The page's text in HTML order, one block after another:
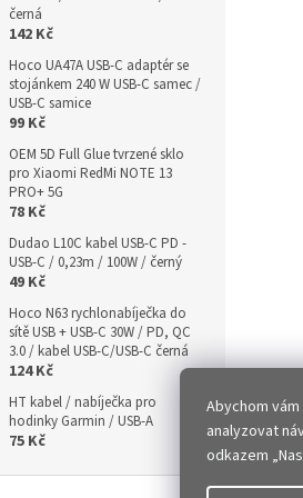
Abychom
analyzovat
odkazem
černá
142 Kč
Hoco UA47A USB-C adaptér se
stojánkem 240 W USB-C samec /
USB-C samice
99 Kč
OEM 5D Full Glue tvrzené sklo
pro Xiaomi RedMi NOTE 13
PRO+ 5G
78 Kč
Dudao L10C kabel USB-C PD -
USB-C / 0,23m / 100W / černý
49 Kč
Hoco N63 rychlonabíječka do
sítě USB + USB-C 30W / PD, QC
3.0 / kabel USB-C/USB-C černá
124 Kč
HT kabel / nabíječka pro
hodinky Garmin / USB-A
75 Kč